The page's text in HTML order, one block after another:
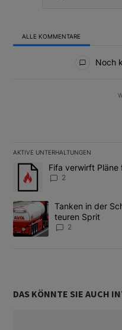
ALLE KOMMENTARE
Noch
AKTIVE UNTERHALTUNGEN
Das Folgende ist eine
Ein Trendartikel mit dem
Fifa verwirft Pläne
2
Ein Trendartikel mit dem
Tanken in der
teuren Sprit
2
DAS KÖNNTE SIE AUCH